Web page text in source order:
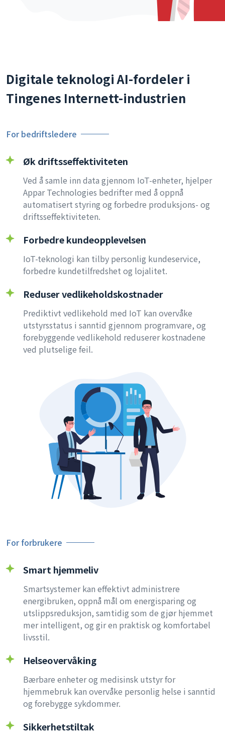
Digitale teknologi AI-fordeler i
Tingenes Internett-industrien
For bedriftsledere
Øk driftsseffektiviteten
Ved å samle inn data gjennom IoT-enheter, hjelper
Appar Technologies bedrifter med å oppnå
automatisert styring og forbedre produksjons- og
driftsseffektiviteten.
Forbedre kundeopplevelsen
IoT-teknologi kan tilby personlig kundeservice,
forbedre kundetilfredshet og lojalitet.
Reduser vedlikeholdskostnader
Prediktivt vedlikehold med IoT kan overvåke
utstyrsstatus i sanntid gjennom programvare, og
forebyggende vedlikehold reduserer kostnadene
ved plutselige feil.
For forbrukere
Smart hjemmeliv
Smartsystemer kan effektivt administrere
energibruken, oppnå mål om energisparing og
utslippsreduksjon, samtidig som de gjør hjemmet
mer intelligent, og gir en praktisk og komfortabel
livsstil.
Helseovervåking
Bærbare enheter og medisinsk utstyr for
hjemmebruk kan overvåke personlig helse i sanntid
og forebygge sykdommer.
Sikkerhetstiltak